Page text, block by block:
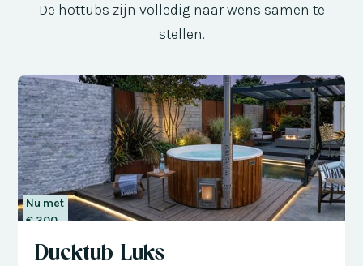
De hottubs zijn volledig naar wens samen te
stellen.
Nu met
€ 300
Ducktub Luks